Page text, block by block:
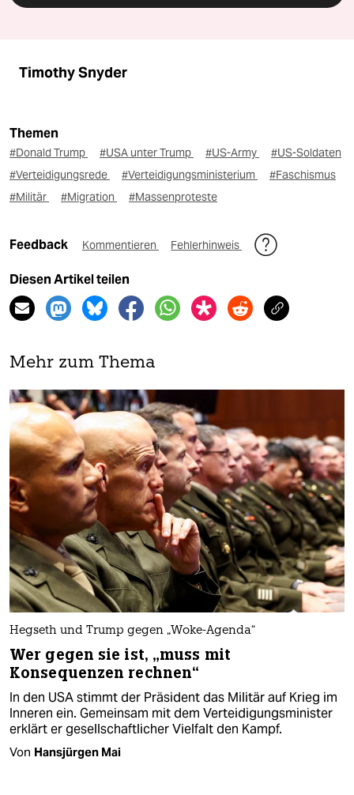
Timothy Snyder
Themen
#Donald Trump #USA unter Trump #US-Army
#US-Soldaten
#Verteidigungsrede
#Verteidigungsministerium
#Faschismus
#Militär
#Migration #Massenproteste
Feedback Kommentieren Fehlerhinweis
Diesen Artikel teilen
Mehr zum Thema
Hegseth und Trump gegen „Woke-Agenda“
Wer gegen sie ist, „muss mit
Konsequenzen rechnen“
In den USA stimmt der Präsident das Militär auf Krieg im
Inneren ein. Gemeinsam mit dem Verteidigungsminister
erklärt er gesellschaftlicher Vielfalt den Kampf.
Von Hansjürgen Mai